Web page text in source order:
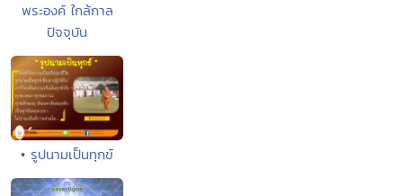
พระองค์ ใกล้กาล
ปัจจุบัน
• รูปนามเป็นทุกข์